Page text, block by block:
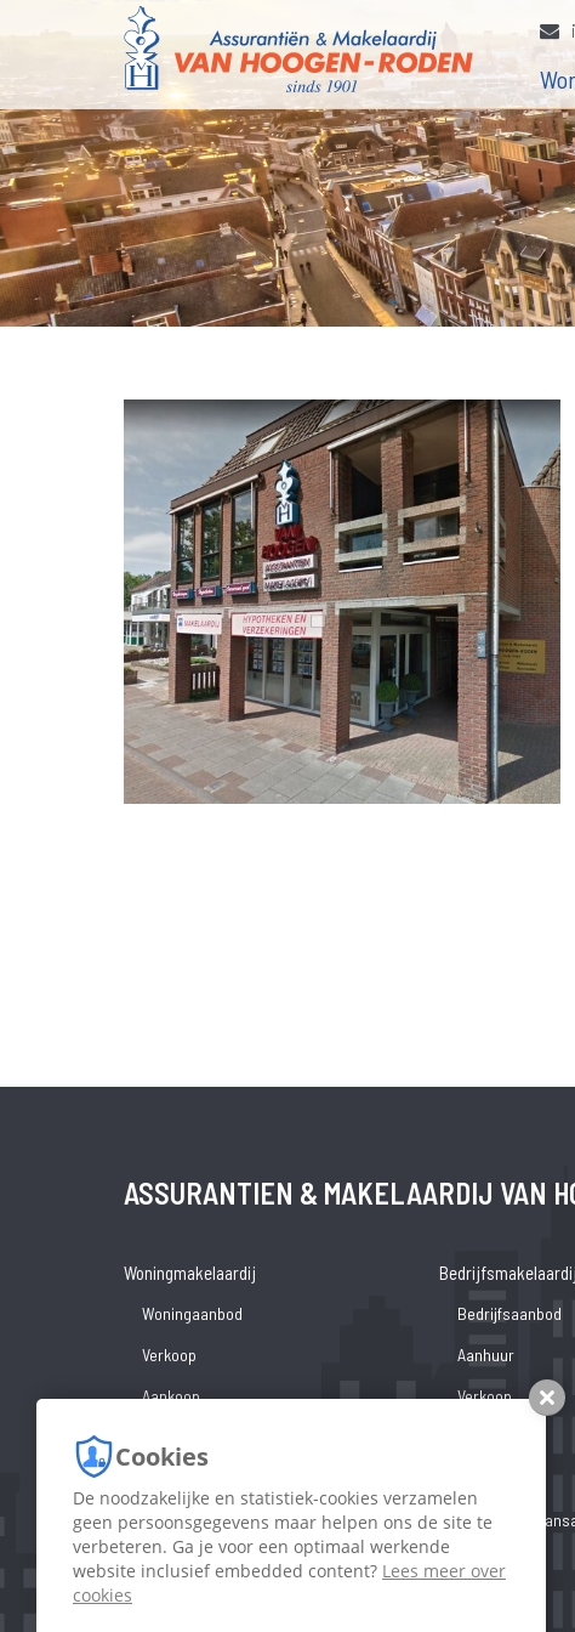
ASSURANTIEN & MAKELAARDIJ­ VAN
Woningmakelaardij
Woningaanbod
Verkoop
Aankoop
Bedrijfsmakelaardij
Bedrijfsaanbod
Aanhuur
Verkoop
Cookies
De noodzakelijke en statistiek-cookies verzamelen
geen persoonsgegevens maar helpen ons de site te
verbeteren. Ga je voor een optimaal werkende
website inclusief embedded content? Lees meer over
cookies